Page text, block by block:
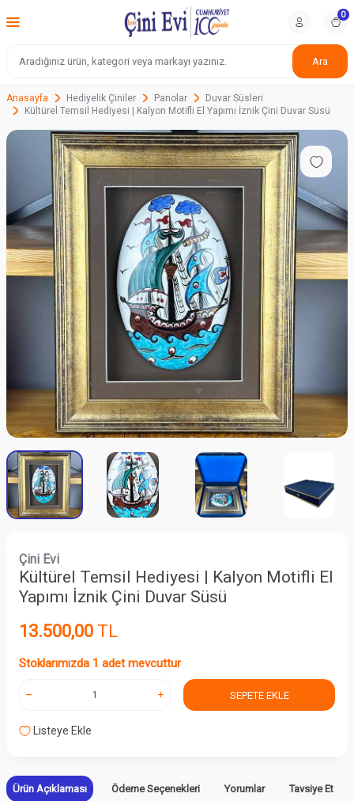
Ara
0
Anasayfa Hediyelik Çiniler Panolar
Duvar Süsleri
Kültürel Temsil Hediyesi | Kalyon Motifli El Yapımı İznik Çini Duvar Süsü
Çini Evi
Kültürel Temsil Hediyesi | Kalyon Motifli El
Yapımı İznik Çini Duvar Süsü
13.500,00 TL
Stoklarımızda 1 adet mevcuttur
SEPETE EKLE
Listeye Ekle
Ürün Açıklaması Ödeme Seçenekleri Yorumlar Tavsiye Et